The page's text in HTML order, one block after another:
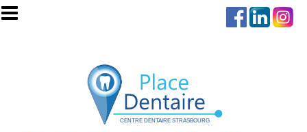
Aller au contenu principal